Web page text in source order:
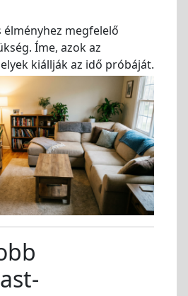
megfelelő
Íme, azok az
kiállják az idő próbáját.